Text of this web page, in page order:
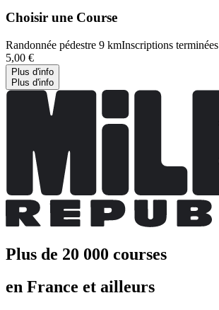
Choisir une Course
Randonnée pédestre 9 kmInscriptions terminées
5,00 €
Plus d'info
Plus d'info
Plus de 20 000 courses
en France et ailleurs